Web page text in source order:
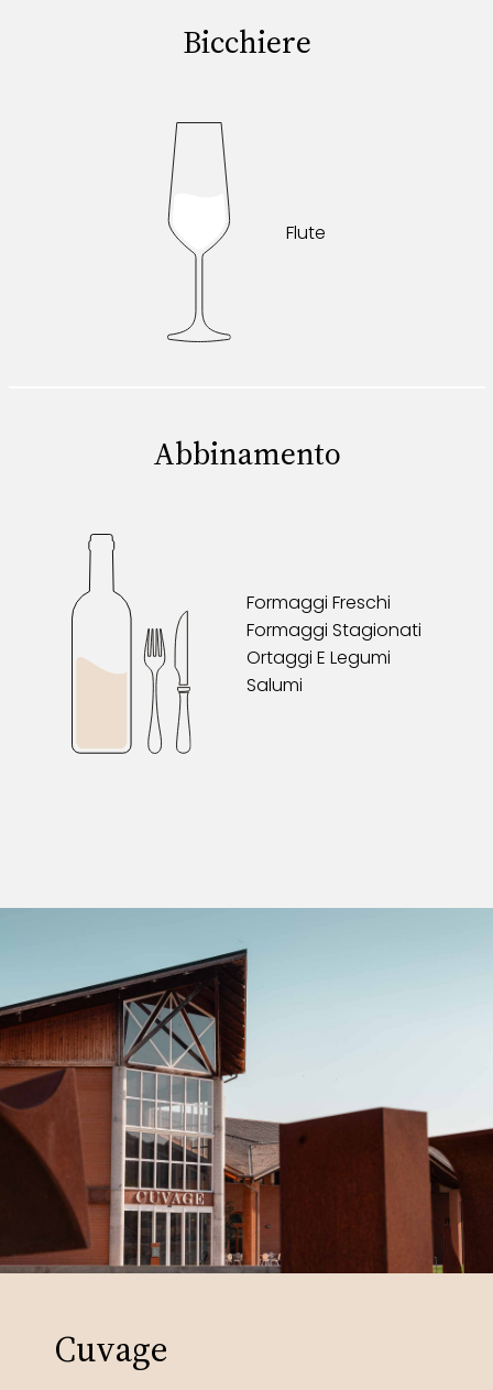
Bicchiere
Flute
Abbinamento
Formaggi Freschi
Formaggi Stagionati
Ortaggi E Legumi
Salumi
Cuvage